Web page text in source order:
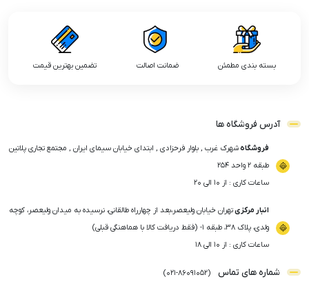
بسته بندی مطمئن ضمانت اصالت تضمین بهترین قیمت
آدرس فروشگاه ها
فروشگاهشهرک غرب , بلوار فرحزادی , ابتدای خیابان سیمای ایران , مجتمع تجاری پلاتین
طبقه ۲ واحد ۲۵۴
ساعات کاری : از ۱۰ الی ۲۰
انبار مرکزیتهران خیابان ولیعصر،بعد از چهارراه طالقانی، نرسیده به میدان ولیعصر، کوچه
ولدی، پلاک ۳۸، طبقه ۱- (فقط دریافت کالا با هماهنگی قبلی)
ساعات کاری : از ۱۰ الی ۱۸
شماره های تماس (
021-86091052
)